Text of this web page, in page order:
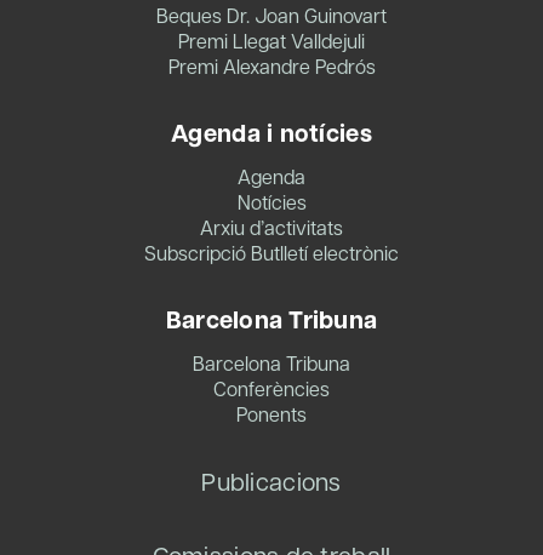
Beques Dr. Joan Guinovart
Premi Llegat Valldejuli
Premi Alexandre Pedrós
Agenda i notícies
Agenda
Notícies
Arxiu d’activitats
Subscripció Butlletí electrònic
Barcelona Tribuna
Barcelona Tribuna
Conferències
Ponents
Publicacions